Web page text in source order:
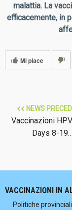
malattia. La
efficacemente, in
Mi piace
NEWS
Vaccinazioni
Days 8-19…
VACCINAZIONI IN
Politiche